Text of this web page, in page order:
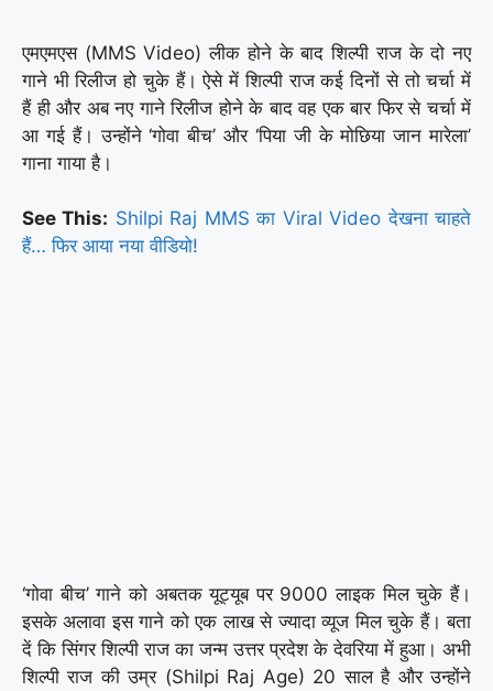
एमएमएस (MMS Video) लीक होने के बाद शिल्पी राज के दो नए
गाने भी रिलीज हो चुके हैं। ऐसे में शिल्पी राज कई दिनों से तो चर्चा में
हैं ही और अब नए गाने रिलीज होने के बाद वह एक बार फिर से चर्चा में
आ गई हैं। उन्होंने ‘गोवा बीच’ और ‘पिया जी के मोछिया जान मारेला’
गाना गाया है।
See This: Shilpi Raj MMS का Viral Video देखना चाहते
हैं… फिर आया नया वीडियो!
‘गोवा बीच’ गाने को अबतक यूट्यूब पर 9000 लाइक मिल चुके हैं।
इसके अलावा इस गाने को एक लाख से ज्यादा व्यूज मिल चुके हैं। बता
दें कि सिंगर शिल्पी राज का जन्म उत्तर प्रदेश के देवरिया में हुआ। अभी
शिल्पी राज की उम्र (Shilpi Raj Age) 20 साल है और उन्होंने